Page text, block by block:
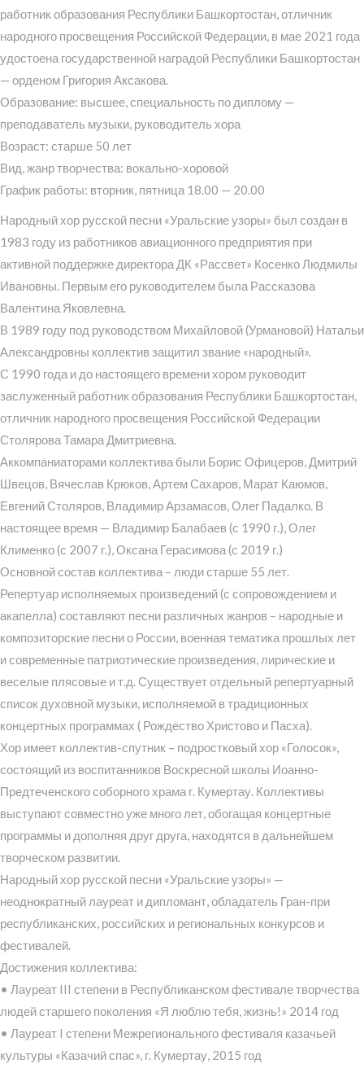
работник образования Республики Башкортостан, отличник
народного просвещения Российской Федерации, в мае 2021 года
удостоена государственной наградой Республики Башкортостан
— орденом Григория Аксакова.
Образование: высшее, специальность по диплому —
преподаватель музыки, руководитель хора
Возраст: старше 50 лет
Вид, жанр творчества: вокально-хоровой
График работы: вторник, пятница 18.00 — 20.00
Народный хор русской песни «Уральские узоры» был создан в
1983 году из работников авиационного предприятия при
активной поддержке директора ДК «Рассвет» Косенко Людмилы
Ивановны. Первым его руководителем была Рассказова
Валентина Яковлевна.
В 1989 году под руководством Михайловой (Урмановой) Натальи
Александровны коллектив защитил звание «народный».
С 1990 года и до настоящего времени хором руководит
заслуженный работник образования Республики Башкортостан,
отличник народного просвещения Российской Федерации
Столярова Тамара Дмитриевна.
Аккомпаниаторами коллектива были Борис Офицеров, Дмитрий
Швецов, Вячеслав Крюков, Артем Сахаров, Марат Каюмов,
Евгений Столяров, Владимир Арзамасов, Олег Падалко. В
настоящее время — Владимир Балабаев (с 1990 г.), Олег
Клименко (с 2007 г.), Оксана Герасимова (с 2019 г.)
Основной состав коллектива – люди старше 55 лет.
Репертуар исполняемых произведений (с сопровождением и
акапелла) составляют песни различных жанров – народные и
композиторские песни о России, военная тематика прошлых лет
и современные патриотические произведения, лирические и
веселые плясовые и т.д. Существует отдельный репертуарный
список духовной музыки, исполняемой в традиционных
концертных программах ( Рождество Христово и Пасха).
Хор имеет коллектив-спутник – подростковый хор «Голосок»,
состоящий из воспитанников Воскресной школы Иоанно-
Предтеченского соборного храма г. Кумертау. Коллективы
выступают совместно уже много лет, обогащая концертные
программы и дополняя друг друга, находятся в дальнейшем
творческом развитии.
Народный хор русской песни «Уральские узоры» —
неоднократный лауреат и дипломант, обладатель Гран-при
республиканских, российских и региональных конкурсов и
фестивалей.
Достижения коллектива:
• Лауреат III степени в Республиканском фестивале творчества
людей старшего поколения «Я люблю тебя, жизнь!» 2014 год
• Лауреат I степени Межрегионального фестиваля казачьей
культуры «Казачий спас», г. Кумертау, 2015 год